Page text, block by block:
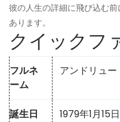
彼の人生の詳細に飛び込む
あります。
クイックフ
フルネ
ーム
アンドリュ
誕生日 1979年1月15日